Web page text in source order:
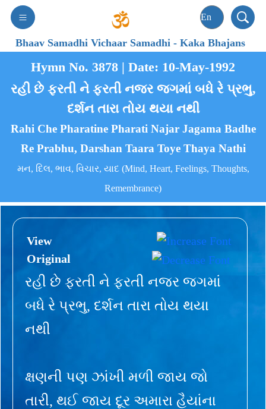
Bhaav Samadhi Vichaar Samadhi-Kaka Bhajans
Hymn No. 3878 | Date: 10-May-1992
રહી છે ફરતી ને ફરતી નજર જગમાં બધે રે પ્રભુ,
દર્શન તારા તોય થયા નથી
Rahi Che Pharatine Pharati Najar Jagama Badhe
Re Prabhu, Darshan Taara Toye Thaya Nathi
મન, દિલ, ભાવ, વિચાર, યાદ (Mind, Heart, Feelings, Thoughts,
Remembrance)
View
Original
રહી છે ફરતી ને ફરતી નજર જગમાં
બધે રે પ્રભુ, દર્શન તારા તોય થયા
નથી
ક્ષણની પણ ઝાંખી મળી જાય જો
તારી, થઈ જાય દૂર અમારા હૈયાંના